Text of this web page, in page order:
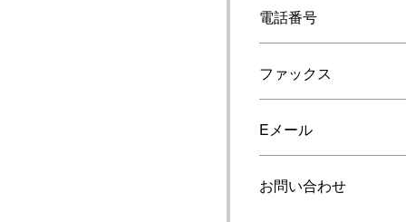
電話番号
ファックス
Eメール
お問い合わせ